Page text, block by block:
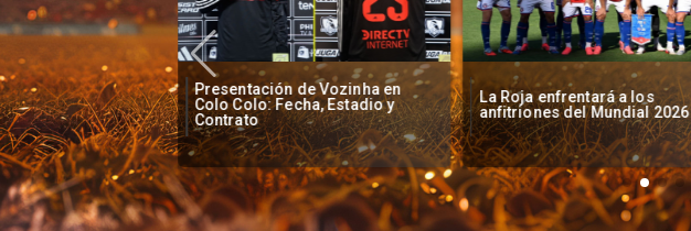
baja la euforia
de Vozinha
Presentación de Vozinha en
Colo Colo: Fecha, Estadio y
Contrato
La Roja enfrentará a los
anfitriones del Mundial 2026